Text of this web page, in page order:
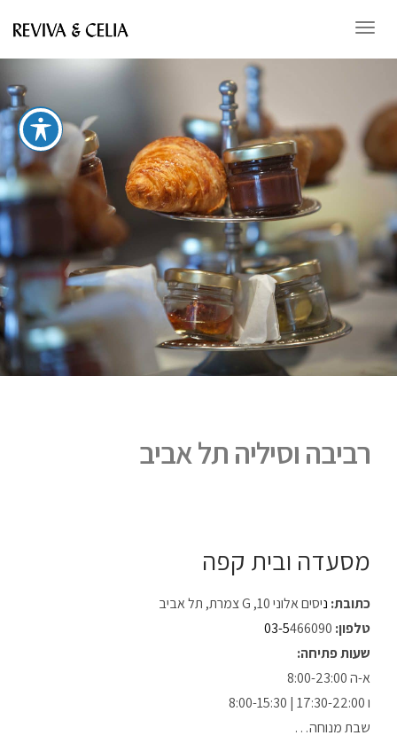
תפריט
רביבה וסיליה תל אביב
מסעדה ובית קפה
כתובת: ניסים אלוני 10, G צמרת, תל אביב
טלפון:
03-5466090
שעות פתיחה:
א-ה 8:00-23:00
ו 17:30-22:00 | 8:00-15:30
שבת מנוחה…